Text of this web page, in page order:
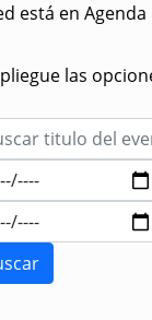
está en Agenda
las